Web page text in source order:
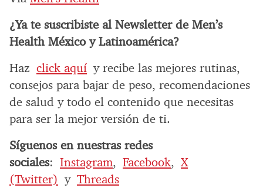
¿Ya te suscribiste al Newsletter de Men’s
Health México y Latinoamérica?
Haz click aquí y recibe las mejores rutinas,
consejos para bajar de peso, recomendaciones
de salud y todo el contenido que necesitas
para ser la mejor versión de ti.
Síguenos en nuestras redes
sociales: Instagram, Facebook,X
(Twitter) y Threads